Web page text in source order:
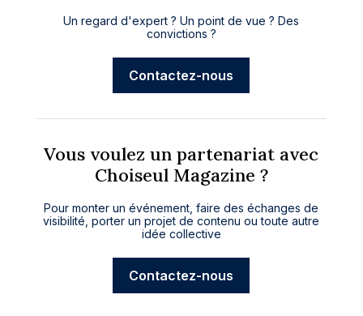
Un regard d'expert ? Un point de vue ? Des
convictions ?
Contactez-nous
Vous voulez un partenariat avec
Choiseul Magazine ?
Pour monter un événement, faire des échanges de
visibilité, porter un projet de contenu ou toute autre
idée collective
Contactez-nous